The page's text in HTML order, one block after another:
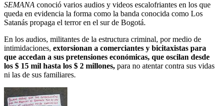
SEMANA conoció varios audios y videos escalofriantes en los que
queda en evidencia la forma como la banda conocida como Los
Satanás propaga el terror en el sur de Bogotá.
En los audios, militantes de la estructura criminal, por medio de
intimidaciones, extorsionan a comerciantes y bicitaxistas para
que accedan a sus pretensiones económicas, que oscilan desde
los $ 15 mil hasta los $ 2 millones, para no atentar contra sus vidas
ni las de sus familiares.